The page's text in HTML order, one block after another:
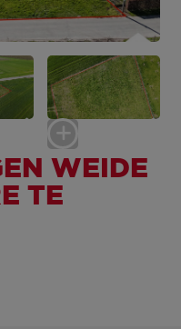
WEIDE
TE